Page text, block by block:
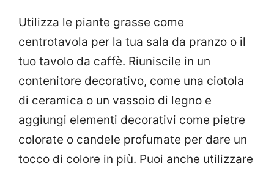
Utilizza le piante grasse come
centrotavola per la tua sala da pranzo o il
tuo tavolo da caffè. Riuniscile in un
contenitore decorativo, come una ciotola
di ceramica o un vassoio di legno e
aggiungi elementi decorativi come pietre
colorate o candele profumate per dare un
tocco di colore in più. Puoi anche utilizzare